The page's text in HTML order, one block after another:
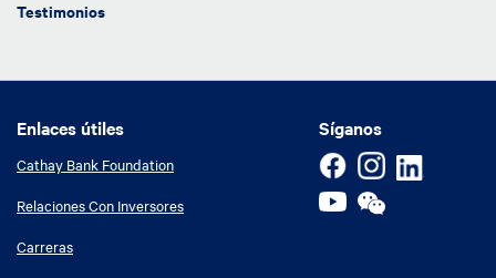
Testimonios
Síganos
Enlaces útiles
Enlaces útiles
Cathay Bank Foundation
Relaciones Con Inversores
Carreras